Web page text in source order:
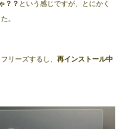
？？ という感じですが、とにかく
。
リーズするし、 再インストール中